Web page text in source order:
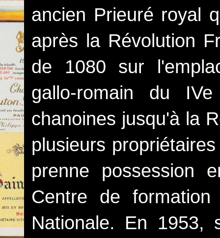
ancien Prieuré royal
après la Révolution
de 1080 sur
gallo-romain du
chanoines jusqu'à la
plusieurs
prenne possession
Centre de formation
Nationale. En 1953,